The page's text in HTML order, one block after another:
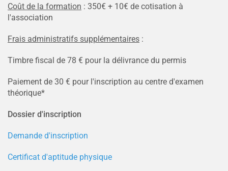
Coût de la formation : 350€ + 10€ de cotisation à
l'association
Frais administratifs supplémentaires :
Timbre fiscal de 78 € pour la délivrance du permis
Paiement de 30 € pour l'inscription au centre d'examen
théorique*
Dossier d'inscription
Demande d'inscription
Certificat d'aptitude physique